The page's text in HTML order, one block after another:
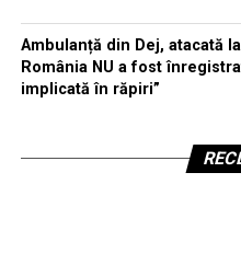
Ambulanță din Dej, atacată
România NU a fost
implicată în răpiri”